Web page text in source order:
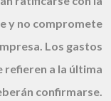
y no compromete
Los gastos
refieren a la última
confirmarse.